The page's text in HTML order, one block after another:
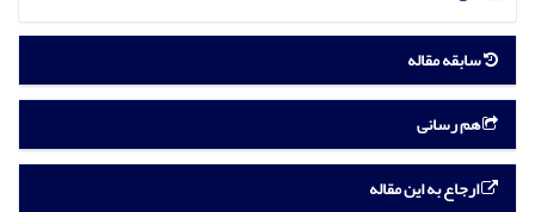
سابقه مقاله
هم رسانی
ارجاع به این مقاله